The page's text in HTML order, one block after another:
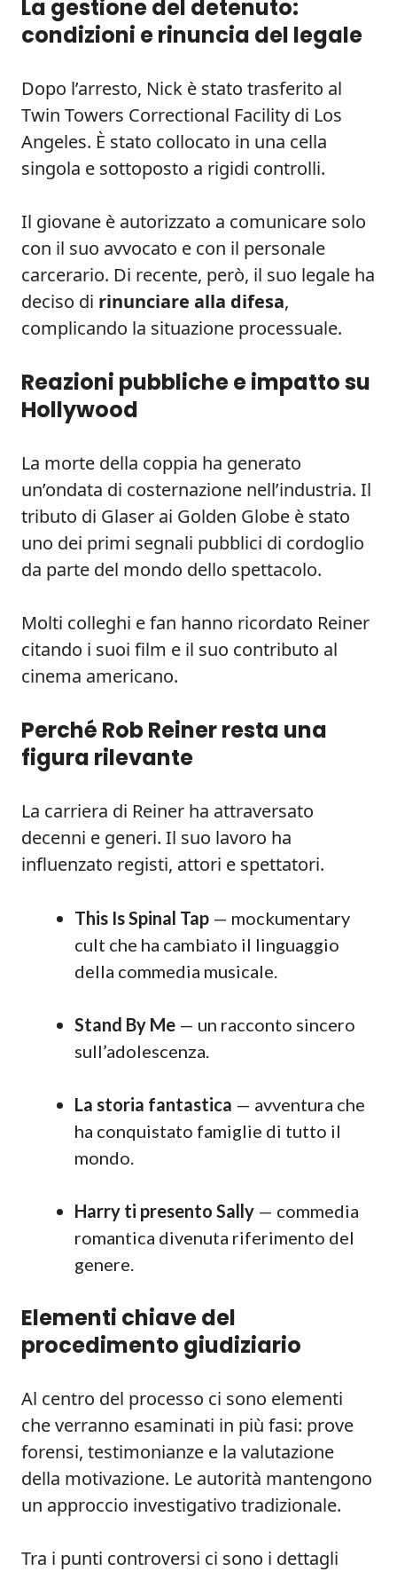
La gestione del detenuto:
condizioni e rinuncia del legale
Dopo l’arresto, Nick è stato trasferito al
Twin Towers Correctional Facility di Los
Angeles. È stato collocato in una cella
singola e sottoposto a rigidi controlli.
Il giovane è autorizzato a comunicare solo
con il suo avvocato e con il personale
carcerario. Di recente, però, il suo legale ha
deciso di rinunciare alla difesa,
complicando la situazione processuale.
Reazioni pubbliche e impatto su
Hollywood
La morte della coppia ha generato
un’ondata di costernazione nell’industria. Il
tributo di Glaser ai Golden Globe è stato
uno dei primi segnali pubblici di cordoglio
da parte del mondo dello spettacolo.
Molti colleghi e fan hanno ricordato Reiner
citando i suoi film e il suo contributo al
cinema americano.
Perché Rob Reiner resta una
figura rilevante
La carriera di Reiner ha attraversato
decenni e generi. Il suo lavoro ha
influenzato registi, attori e spettatori.
This Is Spinal Tap — mockumentary
cult che ha cambiato il linguaggio
della commedia musicale.
Stand By Me — un racconto sincero
sull’adolescenza.
La storia fantastica — avventura che
ha conquistato famiglie di tutto il
mondo.
Harry ti presento Sally — commedia
romantica divenuta riferimento del
genere.
Elementi chiave del
procedimento giudiziario
Al centro del processo ci sono elementi
che verranno esaminati in più fasi: prove
forensi, testimonianze e la valutazione
della motivazione. Le autorità mantengono
un approccio investigativo tradizionale.
Tra i punti controversi ci sono i dettagli